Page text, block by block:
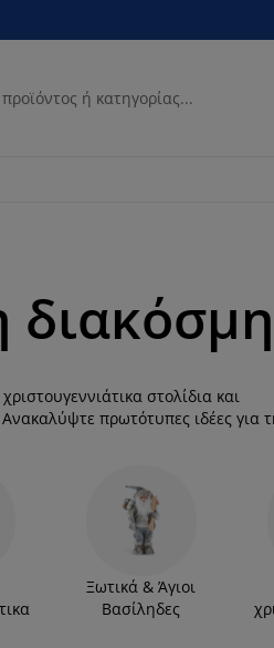
στολίδια και
πρωτότυπες ιδέες για
μπάλες και
για να δώσετε ζεστασιά στα
στον εσωτερικό και στον
και ξεχωρίστε με τις
Ξωτικά & Άγιοι
Βασίληδες